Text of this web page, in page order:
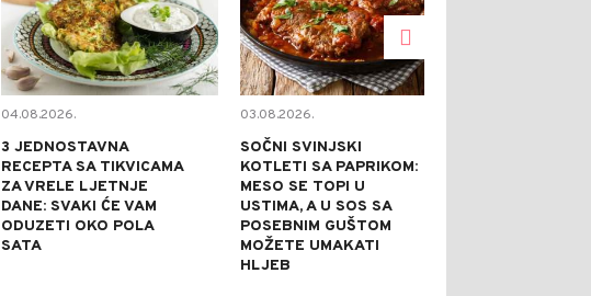
04.08.2026.
3 JEDNOSTAVNA
RECEPTA SA TIKVICAMA
ZA VRELE LJETNJE
DANE: SVAKI ĆE VAM
ODUZETI OKO POLA
SATA
03.08.2026.
SOČNI SVINJSKI
KOTLETI SA PAPRIKOM:
MESO SE TOPI U
USTIMA, A U SOS SA
POSEBNIM GUŠTOM
MOŽETE UMAKATI
HLJEB